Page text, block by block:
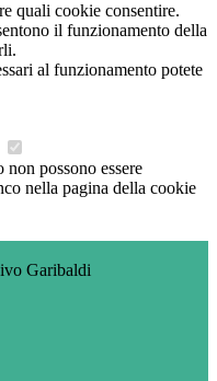
quali cookie consentire.
il funzionamento della
al funzionamento potete
possono essere
nella pagina della cookie
Garibaldi